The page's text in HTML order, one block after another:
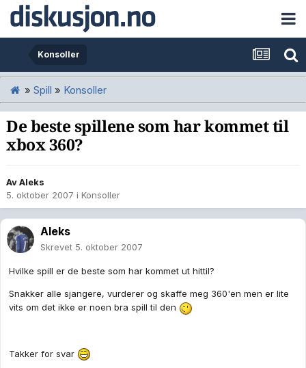
Konsoller
» Spill » Konsoller
De beste spillene som har kommet til
xbox 360?
AvAleks
5. oktober 2007 i Konsoller
Aleks
Skrevet 5. oktober 2007
Hvilke spill er de beste som har kommet ut hittil?
Snakker alle sjangere, vurderer og skaffe meg 360'en men er lite
vits om det ikke er noen bra spill til den
Takker for svar